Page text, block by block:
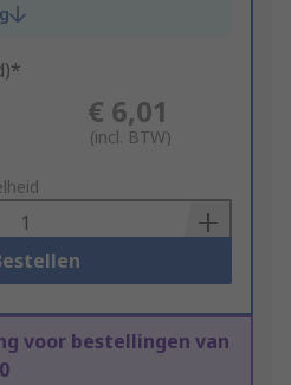
€ 6,01
(incl. BTW)
voor bestellingen van